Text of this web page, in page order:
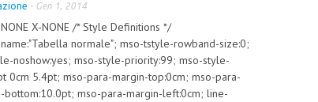
- Gen 1, 2014
X-NONE /* Style Definitions */
normale"; mso-tstyle-rowband-size:0;
noshow:yes; mso-style-priority:99; mso-style-
0cm 5.4pt; mso-para-margin-top:0cm; mso-para-
mso-para-margin-left:0cm; line-